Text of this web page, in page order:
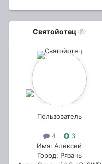
Святойотец
Пользователь
4
3
Имя: Алексей
Город: Рязань